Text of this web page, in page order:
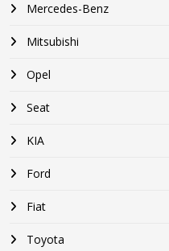
Mercedes-Benz
Mitsubishi
Opel
Seat
KIA
Ford
Fiat
Toyota